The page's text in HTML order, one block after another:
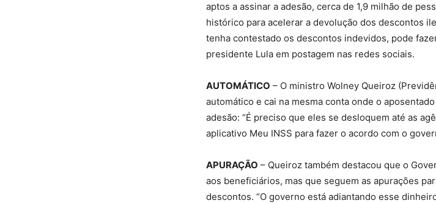
aptos a assinar a adesão, cerca de 1,9 milhão de
histórico para acelerar a devolução dos descontos
tenha contestado os descontos indevidos, pode
presidente Lula em postagem nas redes sociais.
AUTOMÁTICO – O ministro Wolney Queiroz
automático e cai na mesma conta onde o
adesão: “É preciso que eles se desloquem até as
aplicativo Meu INSS para fazer o acordo com o
APURAÇÃO – Queiroz também destacou que o
aos beneficiários, mas que seguem as apurações
descontos. “O governo está adiantando esse